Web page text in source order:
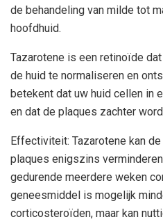
de behandeling van milde tot
hoofdhuid.
Tazarotene is een retinoïde
de huid te normaliseren en
betekent dat uw huid cellen in
en dat de plaques zachter
Effectiviteit: Tazarotene kan
plaques enigszins
gedurende meerdere weken
geneesmiddel is mogelijk
corticosteroïden, maar kan